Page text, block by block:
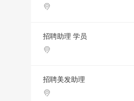
招聘助理 学员
招聘美发助理